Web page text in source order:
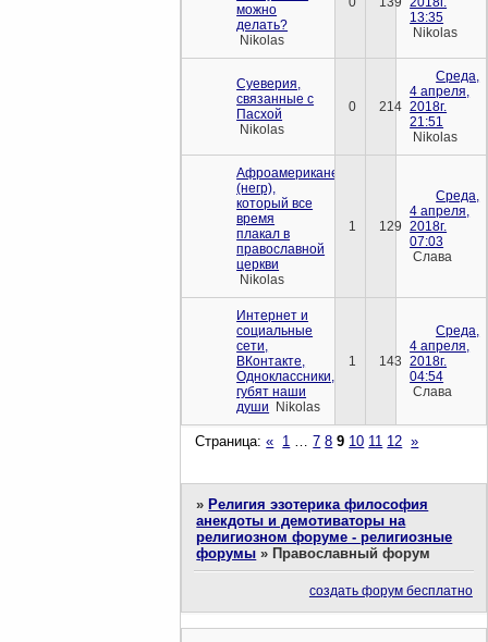
можно
делать?
Nikolas
13:35
Nikolas
Суеверия,
связанные с
Пасхой
Nikolas
0 214
Среда,
4 апреля,
2018г.
21:51
Nikolas
Афроамериканец
(негр),
который все
время
плакал в
православной
церкви
Nikolas
1 129
Среда,
4 апреля,
2018г.
07:03
Слава
Интернет и
социальные
сети,
ВКонтакте,
Одноклассники,
губят наши
души Nikolas
1 143
Среда,
4 апреля,
2018г.
04:54
Слава
Страница:« 1 … 7 8 9 10 11 12 »
»Религия эзотерика философия
анекдоты и демотиваторы на
религиозном форуме - религиозные
форумы »Православный форум
создать форум бесплатно